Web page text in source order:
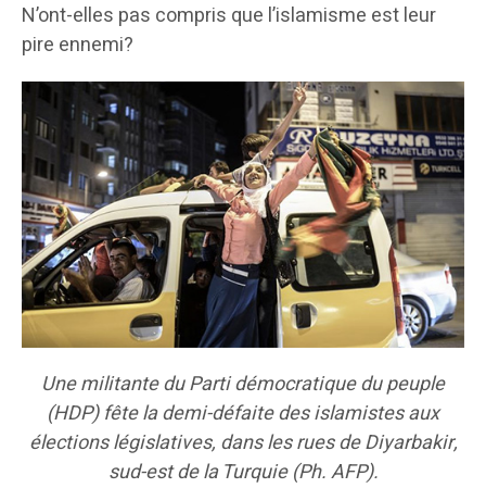
N’ont-elles pas compris que l’islamisme est leur
pire ennemi?
Une militante du Parti démocratique du peuple
(HDP) fête la demi-défaite des islamistes aux
élections législatives, dans les rues de Diyarbakir,
sud-est de la Turquie (Ph. AFP).